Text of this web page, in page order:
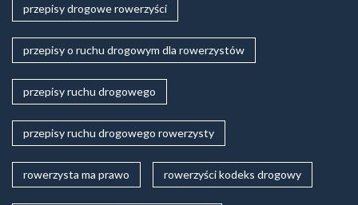
przepisy drogowe rowerzyści
przepisy o ruchu drogowym dla rowerzystów
przepisy ruchu drogowego
przepisy ruchu drogowego rowerzysty
rowerzysta ma prawo rowerzyści kodeks drogowy